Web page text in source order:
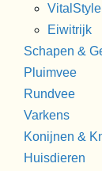
VitalStyle
Eiwitrijk
Schapen &
Pluimvee
Rundvee
Varkens
Konijnen &
Huisdieren